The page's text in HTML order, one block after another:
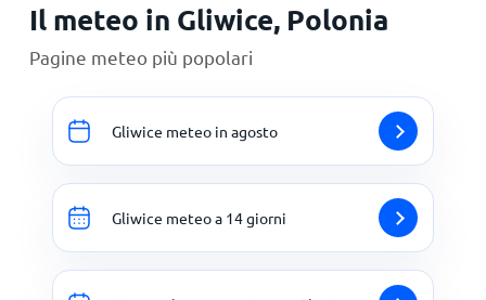
Il meteo in Gliwice, Polonia
Pagine meteo più popolari
Gliwice meteo in agosto
Gliwice meteo a 14 giorni